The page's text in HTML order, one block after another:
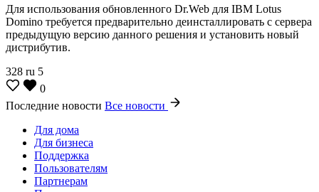
Для использования обновленного Dr.Web для IBM Lotus
Domino требуется предварительно деинсталлировать с сервера
предыдущую версию данного решения и установить новый
дистрибутив.
328 ru 5
0
Последние новости Все новости
Для дома
Для бизнеса
Поддержка
Пользователям
Партнерам